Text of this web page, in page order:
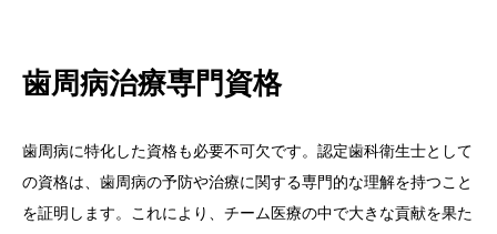
歯周病治療専門資格
歯周病に特化した資格も必要不可欠です。認定歯科衛生士として
の資格は、歯周病の予防や治療に関する専門的な理解を持つこと
を証明します。これにより、チーム医療の中で大きな貢献を果た